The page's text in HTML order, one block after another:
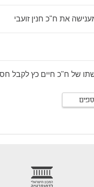
את ח"כ חנין זועבי
של ח"כ חיים כץ לקבל